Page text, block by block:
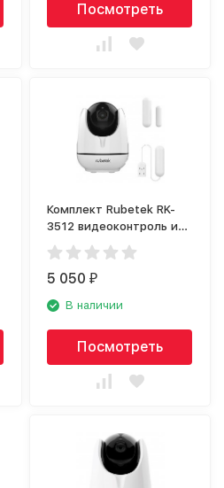
Посмотреть
Комплект Rubetek RK-
3512 видеоконтроль и
безопасность
5 050₽
В наличии
Посмотреть